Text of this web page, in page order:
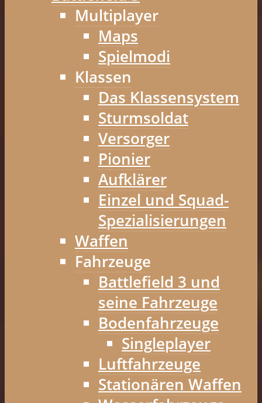
Multiplayer
Maps
Spielmodi
Klassen
Das Klassensystem
Sturmsoldat
Versorger
Pionier
Aufklärer
Einzel und Squad-
Spezialisierungen
Waffen
Fahrzeuge
Battlefield 3 und
seine Fahrzeuge
Bodenfahrzeuge
Singleplayer
Luftfahrzeuge
Stationären Waffen